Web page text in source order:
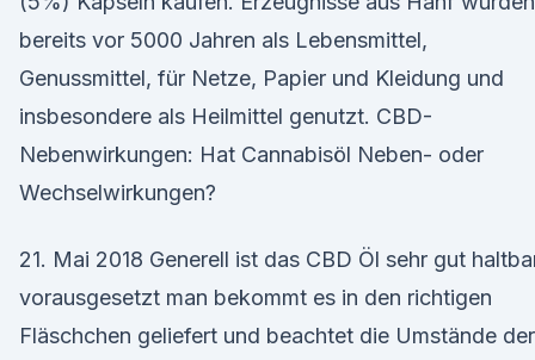
bereits vor 5000 Jahren als Lebensmittel,
Genussmittel, für Netze, Papier und Kleidung und
insbesondere als Heilmittel genutzt. CBD-
Nebenwirkungen: Hat Cannabisöl Neben- oder
Wechselwirkungen?
21. Mai 2018 Generell ist das CBD Öl sehr gut
vorausgesetzt man bekommt es in den richtigen
Fläschchen geliefert und beachtet die Umstände der